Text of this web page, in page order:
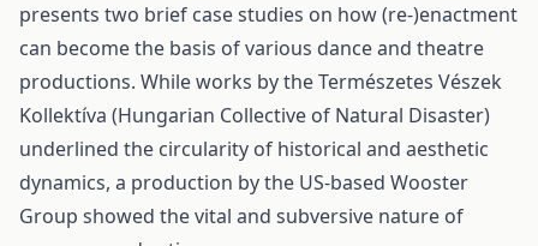
presents two brief case studies on how (re-)enactment
can become the basis of various dance and theatre
productions. While works by the Természetes Vészek
Kollektíva (Hungarian Collective of Natural Disaster)
underlined the circularity of historical and aesthetic
dynamics, a production by the US-based Wooster
Group showed the vital and subversive nature of